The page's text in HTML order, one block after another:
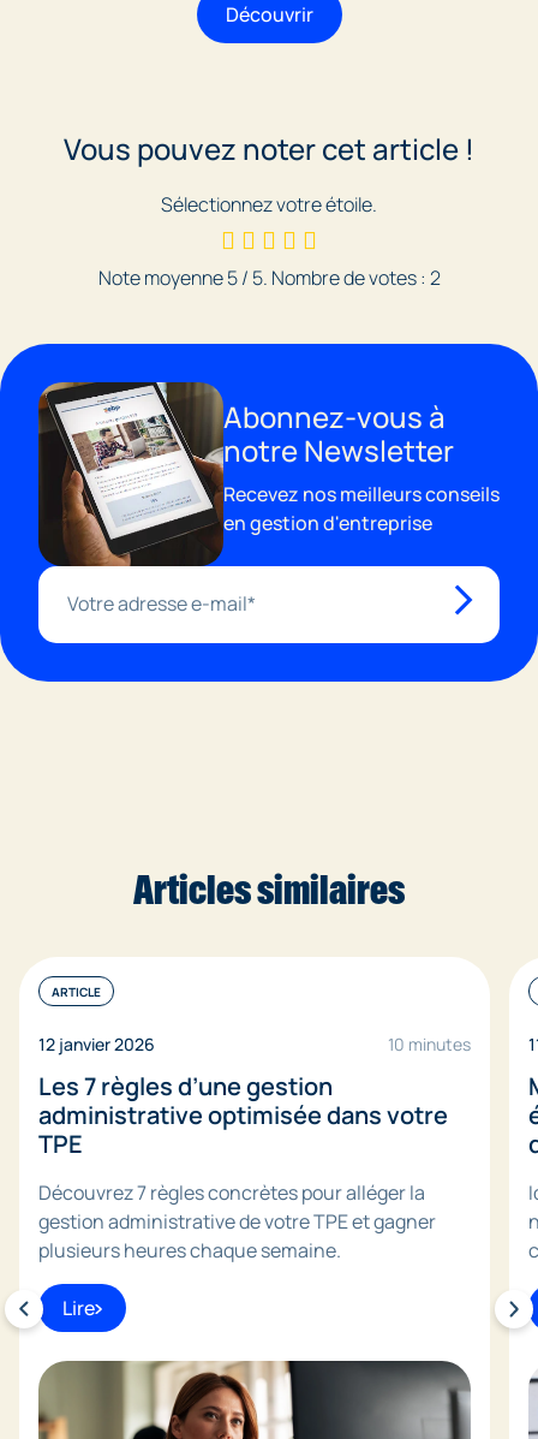
Découvrir
Vous pouvez noter cet article !
Sélectionnez votre étoile.
Note moyenne5/ 5. Nombre de votes : 2
Abonnez-vous à
notre Newsletter
Recevez nos meilleurs conseils
en gestion d'entreprise
Articles similaires
ARTICLE
12 janvier 2026 10 minutes
Les 7 règles d’une gestion
administrative optimisée dans votre
TPE
Découvrez 7 règles concrètes pour alléger la
gestion administrative de votre TPE et gagner
plusieurs heures chaque semaine.
Lire